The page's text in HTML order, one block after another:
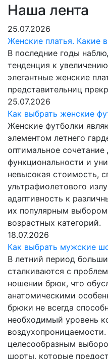
Наша лента
25.07.2026
Женские платья. Какие
В последние годы
тенденция к увеличению
элегантные женские
представительниц
25.07.2026
Как выбрать женские
Женские футболки
элементом летнего
оптимальное сочетание
функциональности и
невысокая стоимость,
ультрафиолетового
адаптивность к
их популярным выбором
возрастных категорий.
18.07.2026
Как выбрать мужские
В летний период
сталкиваются с
ношении брюк, что
анатомическими
брюки не всегда
необходимый уровень
воздухопроницаемости.
целесообразным
шорты, которые